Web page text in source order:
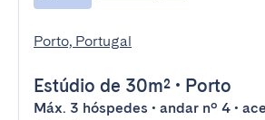
Porto, Portugal
Estúdio de 30m² • Porto
Máx. 3 hóspedes • andar nº 4 •